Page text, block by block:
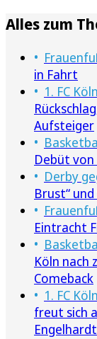
Alles zum
in Fahrt
1. FC
Aufsteiger
Debüt von
Derby
Brust“
Eintracht
Köln nach
Comeback
1. FC
freut sich
Engelhardt